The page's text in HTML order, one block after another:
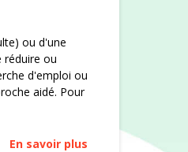
ou d'une
réduire ou
d'emploi ou
aidé. Pour
En savoir plus